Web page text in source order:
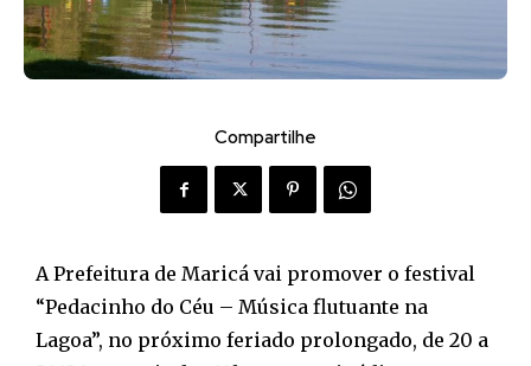
Compartilhe
A Prefeitura de Maricá vai promover o festival
“Pedacinho do Céu – Música flutuante na
Lagoa”, no próximo feriado prolongado, de 20 a